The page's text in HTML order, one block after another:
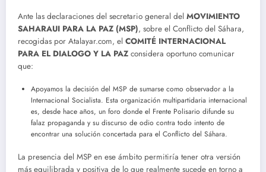
Ante las declaraciones del secretario general del MOVIMIENTO
SAHARAUI PARA LA PAZ (MSP), sobre el Conflicto del Sáhara,
recogidas por Atalayar.com, el COMITÉ INTERNACIONAL
PARA EL DIALOGO Y LA PAZ considera oportuno comunicar
que:
Apoyamos la decisión del MSP de sumarse como observador a la
Internacional Socialista. Esta organización multipartidaria internacional
es, desde hace años, un foro donde el Frente Polisario difunde su
falaz propaganda y su discurso de odio contra todo intento de
encontrar una solución concertada para el Conflicto del Sáhara.
La presencia del MSP en ese ámbito permitiría tener otra versión
más equilibrada y positiva de lo que realmente sucede en torno a